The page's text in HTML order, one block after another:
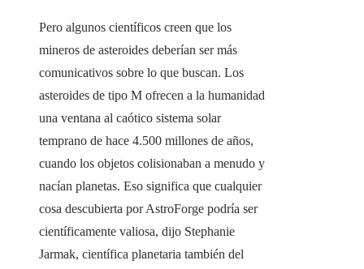
Pero algunos científicos creen que los
mineros de asteroides deberían ser más
comunicativos sobre lo que buscan. Los
asteroides de tipo M ofrecen a la humanidad
una ventana al caótico sistema solar
temprano de hace 4.500 millones de años,
cuando los objetos colisionaban a menudo y
nacían planetas. Eso significa que cualquier
cosa descubierta por AstroForge podría ser
científicamente valiosa, dijo Stephanie
Jarmak, científica planetaria también del